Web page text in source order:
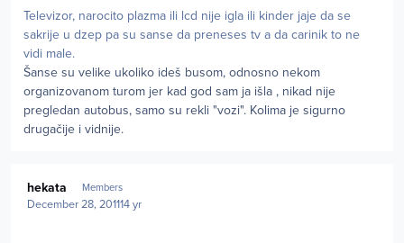
Televizor, narocito plazma ili lcd nije igla ili kinder jaje da se
sakrije u dzep pa su sanse da preneses tv a da carinik to ne
vidi male.
Šanse su velike ukoliko ideš busom, odnosno nekom
organizovanom turom jer kad god sam ja išla , nikad nije
pregledan autobus, samo su rekli "vozi". Kolima je sigurno
drugačije i vidnije.
hekata Members
December 28, 201114 yr